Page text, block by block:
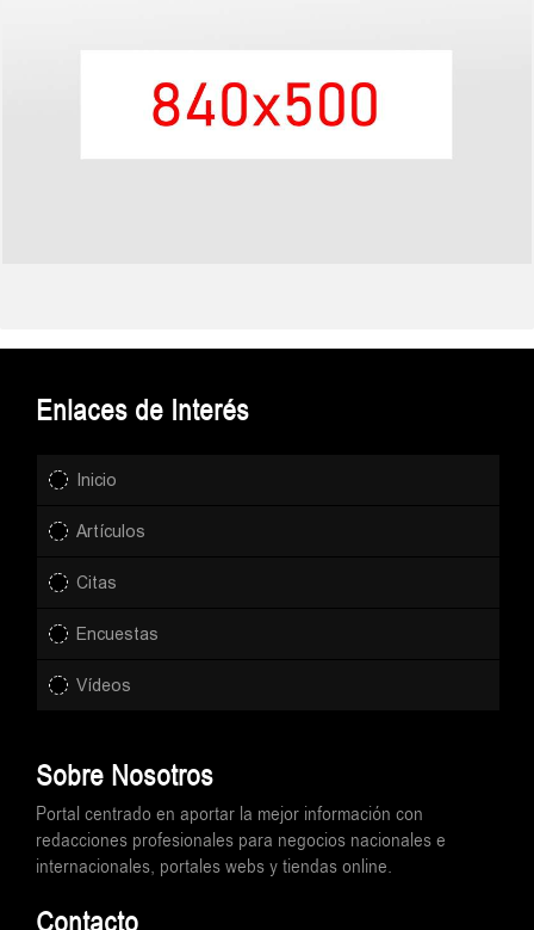
Enlaces de Interés
Inicio
Artículos
Citas
Encuestas
Vídeos
Sobre Nosotros
Portal centrado en aportar la mejor información con
redacciones profesionales para negocios nacionales e
internacionales, portales webs y tiendas online.